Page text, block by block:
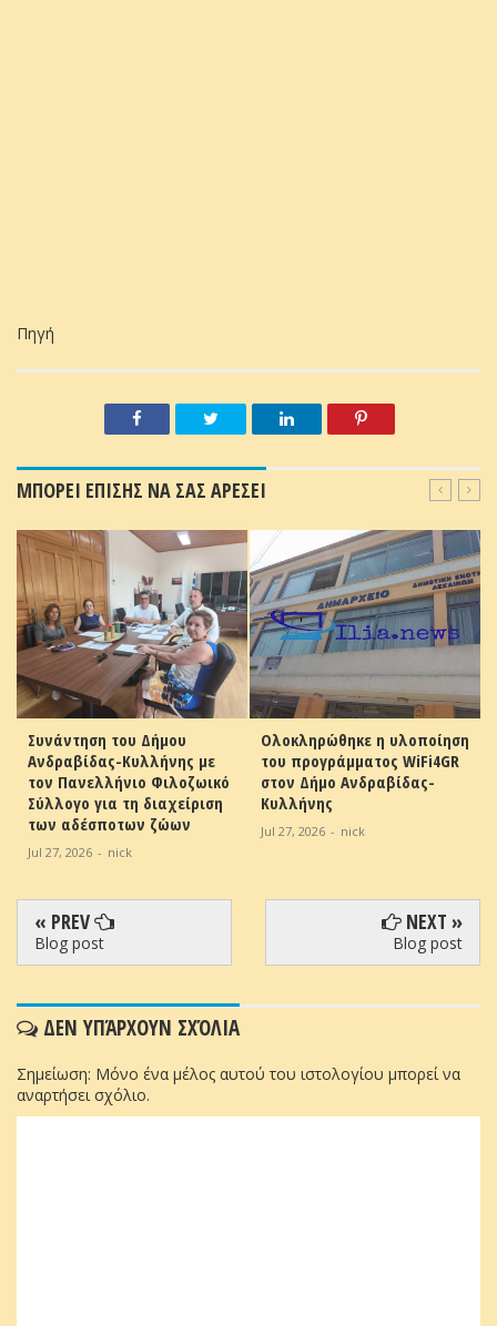
Πηγή
ΜΠΟΡΕΙ ΕΠΙΣΗΣ ΝΑ ΣΑΣ ΑΡΕΣΕΙ
Συνάντηση του Δήμου
Ανδραβίδας-Κυλλήνης με
τον Πανελλήνιο Φιλοζωικό
Σύλλογο για τη διαχείριση
των αδέσποτων ζώων
Jul 27, 2026 - nick
Ολοκληρώθηκε η υλοποίηση
του προγράμματος WiFi4GR
στον Δήμο Ανδραβίδας-
Κυλλήνης
Jul 27, 2026 - nick
« PREV
Blog post
NEXT »
Blog post
ΔΕΝ ΥΠΆΡΧΟΥΝ ΣΧΌΛΙΑ
Σημείωση: Μόνο ένα μέλος αυτού του ιστολογίου μπορεί να
αναρτήσει σχόλιο.